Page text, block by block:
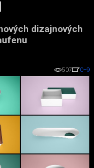
dizajnových
507 0+9